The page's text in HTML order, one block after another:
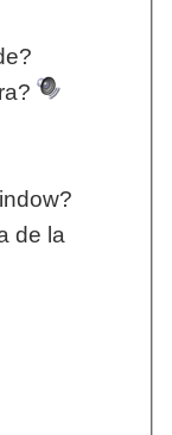
de la